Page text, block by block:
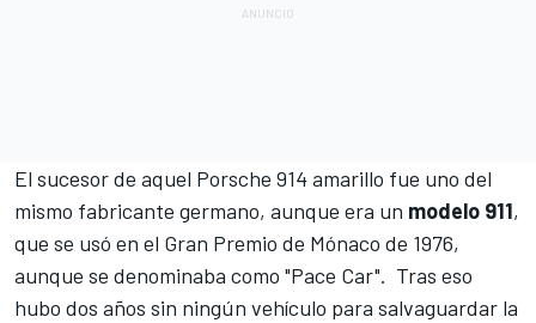
El sucesor de aquel Porsche 914 amarillo fue uno del
mismo fabricante germano, aunque era un modelo 911,
que se usó en el Gran Premio de Mónaco de 1976,
aunque se denominaba como "Pace Car". Tras eso
hubo dos años sin ningún vehículo para salvaguardar la